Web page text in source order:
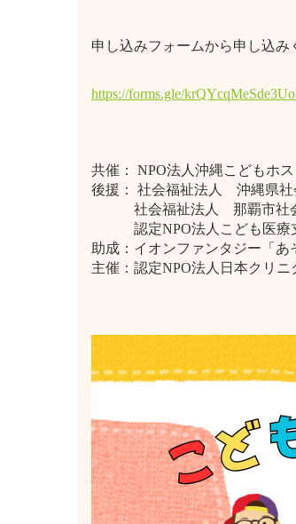
申し込みフォームから申し込み
https://forms.gle/
共催： NPO法人沖縄こどもホ
後援： 社会福祉法人 沖縄県社
社会福祉法人 那覇市社会
認定NPO法人こども医療
助成：イオンファンタジー「あ
主催：認定NPO法人日本クリニ